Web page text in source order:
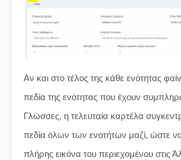
Αν και στο τέλος της κάθε ενότητας
πεδία της ενότητας που έχουν
Γλώσσες, η τελευταία καρτέλα
πεδία όλων των ενοτήτων μαζί, ώστε
πλήρης εικόνα του περιεχομένου στις